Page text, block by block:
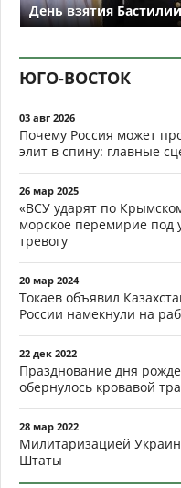
День взятия Бастилии
ЮГО-ВОСТОК
03 авг 2026
Почему Россия может
элит в спину: главные
26 мар 2025
«ВСУ ударят по
морское перемирие под
тревогу
20 мар 2024
Токаев объявил
России намекнули на
22 дек 2022
Празднование дня
обернулось кровавой
28 мар 2022
Милитаризацией
Штаты